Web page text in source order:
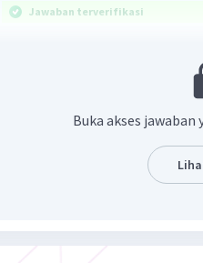
Jawaban terverifikasi
Keelektronegatifan adalah
atom untuk menangkap atau
- dalam satu golongan dari
- dalam satu periode dari kiri
Buka akses